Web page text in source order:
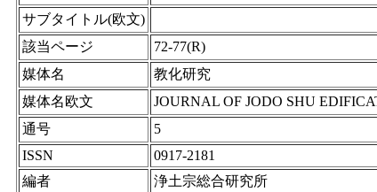
サブタイトル(欧文)
該当ページ
72-77(R)
媒体名
教化研究
媒体名欧文
JOURNAL OF JODO SHU
通号
5
ISSN
0917-2181
編者
浄土宗総合研究所